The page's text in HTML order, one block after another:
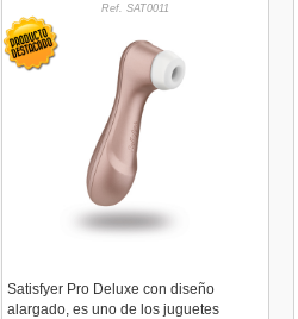
Ref. SAT0011
Satisfyer Pro Deluxe con diseño
alargado, es uno de los juguetes